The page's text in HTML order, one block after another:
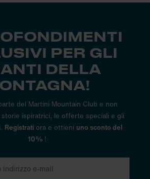
PER GLI
DELLA
del Martini Mountain Club e non
ispiratrici, le offerte speciali e gli
Registrati ora e ottieni uno sconto del
10% !